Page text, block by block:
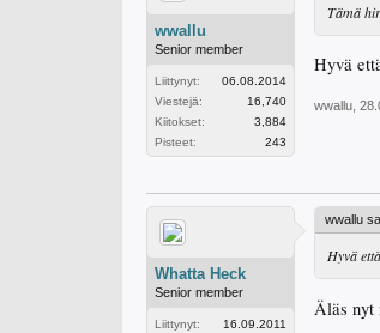
wwallu
Senior member
Liittynyt:
06.08.2014
Viestejä:
16,740
Kiitokset:
3,884
Pisteet:
243
Tämä
Hyvä
wwallu
Whatta Heck
Senior member
Liittynyt:
16.09.2011
wwallu
Hyvä
Äläs nyt